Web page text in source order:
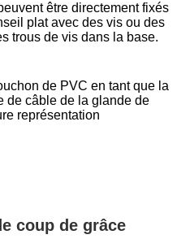
être directement fixés
plat avec des vis ou des
trous de vis dans la base.
de PVC en tant que la
de câble de la glande de
représentation
coup de grâce